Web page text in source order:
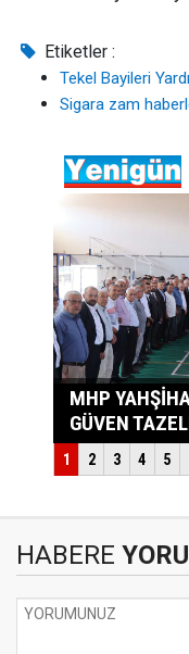
Etiketler :
Tekel Bayileri
Sigara zam
HABERE